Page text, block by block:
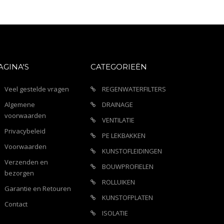
CATEGORIEËN
REGENWATERFILTERS
DRAINAGE
VENTILATIE
PE LEKBAKKEN
KUNSTOFLEIDINGEN
BOUWPROFIELEN
ROLLUIKEN
KUNSTOFPLATEN
ISOLATIE
Veel gestelde vragen
Algemene
voorwaarden
Privacybeleid
Voorwaarden
Verzenden en
bezorgen
Garantie en Retouren
Contact